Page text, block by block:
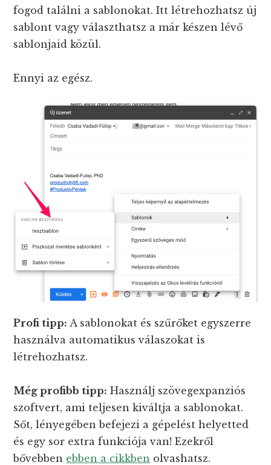
fogod találni a sablonokat. Itt létrehozhatsz új
sablont vagy választhatsz a már készen lévő
sablonjaid közül.
Ennyi az egész.
Profi tipp: A sablonokat és szűrőket egyszerre
használva automatikus válaszokat is
létrehozhatsz.
Még profibb tipp: Használj szövegexpanziós
szoftvert, ami teljesen kiváltja a sablonokat.
Sőt, lényegében befejezi a gépelést helyetted
és egy sor extra funkciója van! Ezekről
bővebben ebben a cikkben olvashatsz.